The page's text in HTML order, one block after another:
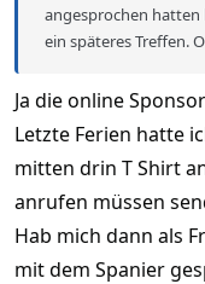
angesprochen
ein späteres Treffen.
Ja die online
Letzte Ferien hatte
mitten drin T Shirt
anrufen müssen
Hab mich dann als
mit dem Spanier